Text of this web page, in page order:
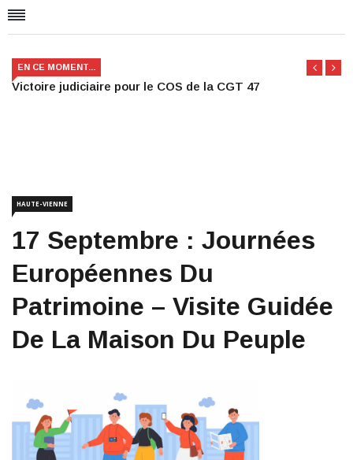
EN CE MOMENT...
Victoire judiciaire pour le COS de la CGT 47
HAUTE-VIENNE
17 Septembre : Journées
Européennes Du
Patrimoine – Visite Guidée
De La Maison Du Peuple